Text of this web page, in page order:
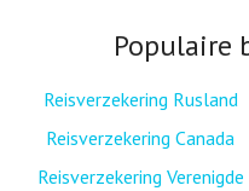
Populaire
Reisverzekering Rusland
Reisverzekering Canada
Reisverzekering Verenigde